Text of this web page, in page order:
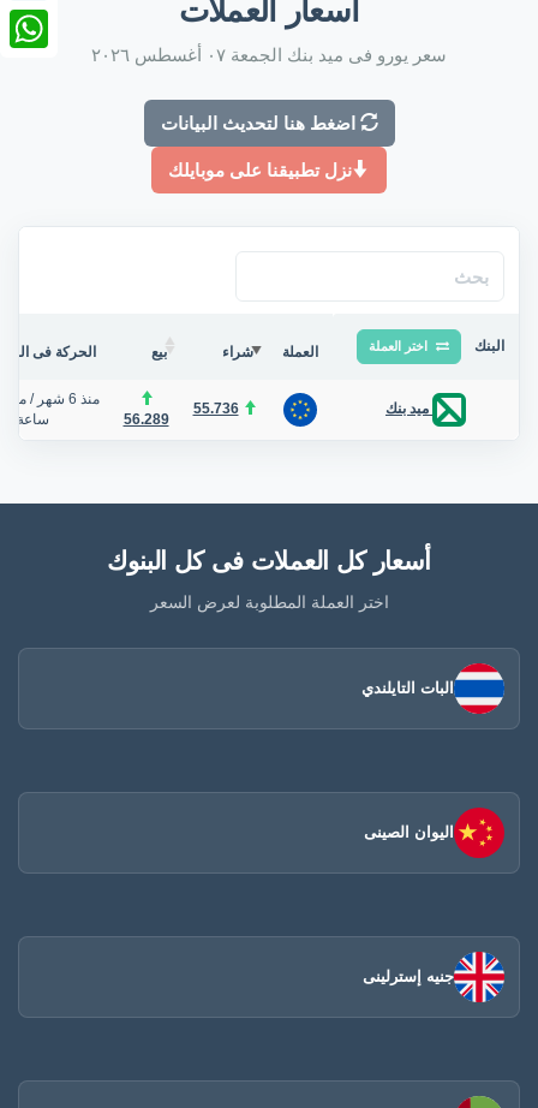
أسعار العملات
سعر يورو فى ميد بنك الجمعة ٠٧ أغسطس ٢٠٢٦
اضغط هنا لتحديث البيانات
نزل تطبيقنا على موبايلك
البنك اختر العملة العملة شراء بيع الحركة فى
ميد بنك 55.736
56.289
منذ 6 شهر /منذ
ساعة
أسعار كل العملات فى كل البنوك
اختر العملة المطلوبة لعرض السعر
البات التايلندي
اليوان الصينى​
جنيه إسترلينى